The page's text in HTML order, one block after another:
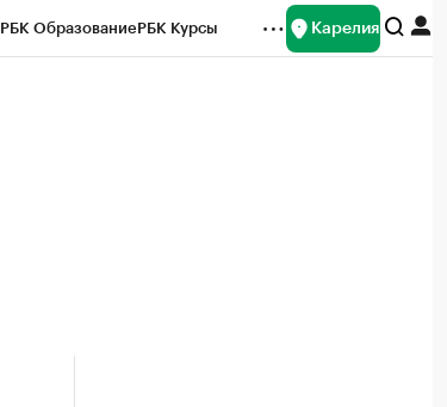
РБК ОбразованиеРБК Курсы Карелия